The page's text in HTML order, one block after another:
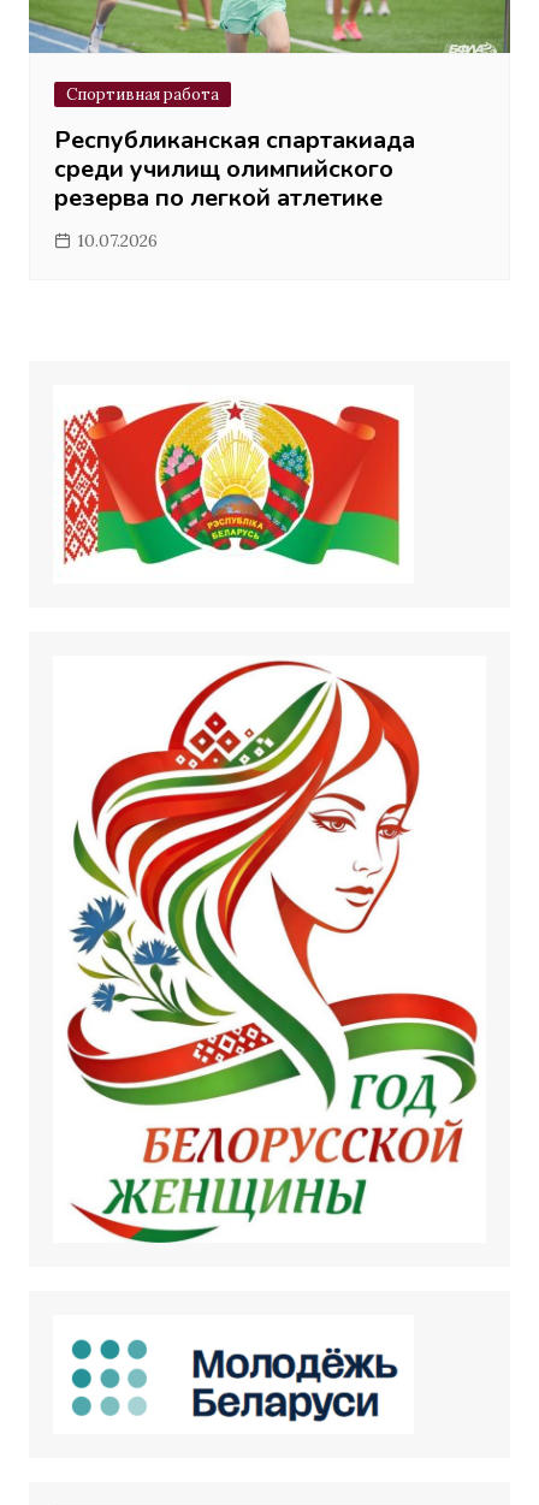
Спортивная работа
Республиканская спартакиада
среди училищ олимпийского
резерва по легкой атлетике
10.07.2026